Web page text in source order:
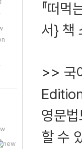
『떠
서} 책
>> 국
영문
할 수